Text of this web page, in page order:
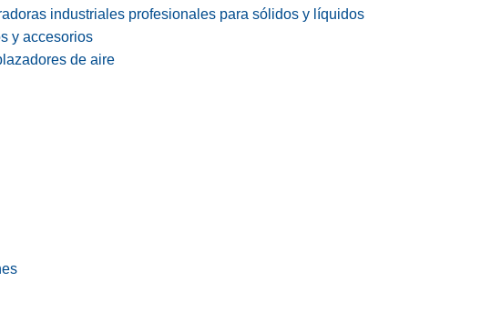
industriales profesionales para sólidos y líquidos
y accesorios
de aire